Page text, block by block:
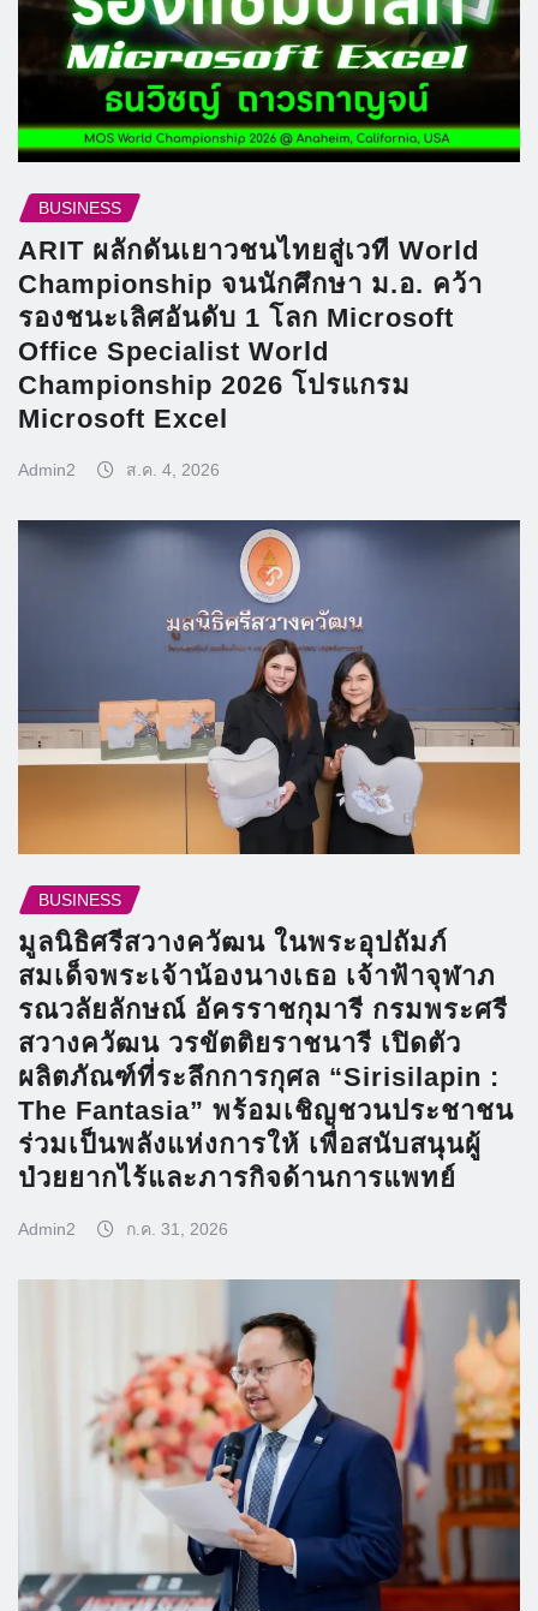
BUSINESS
ARIT ผลักดันเยาวชนไทยสู่เวที World
Championship จนนักศึกษา ม.อ. คว้า
รองชนะเลิศอันดับ 1 โลก Microsoft
Office Specialist World
Championship 2026 โปรแกรม
Microsoft Excel
Admin2 ส.ค. 4, 2026
BUSINESS
มูลนิธิศรีสวางควัฒน ในพระอุปถัมภ์
สมเด็จพระเจ้าน้องนางเธอ เจ้าฟ้าจุฬาภ
รณวลัยลักษณ์ อัครราชกุมารี กรมพระศรี
สวางควัฒน วรขัตติยราชนารี เปิดตัว
ผลิตภัณฑ์ที่ระลึกการกุศล “Sirisilapin :
The Fantasia” พร้อมเชิญชวนประชาชน
ร่วมเป็นพลังแห่งการให้ เพื่อสนับสนุนผู้
ป่วยยากไร้และภารกิจด้านการแพทย์
Admin2 ก.ค. 31, 2026